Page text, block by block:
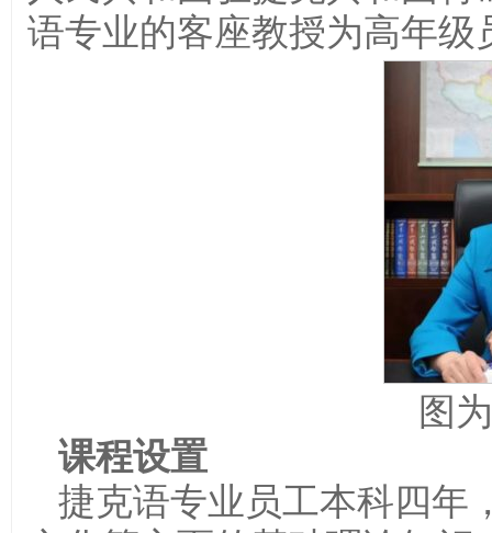
语专业的客座教授为高年级
图
课程设置
捷克语专业员工本科四年